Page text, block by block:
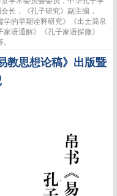
长，《孔子研究》副主编，
学的早期诠释研究》《出土简帛
语通解》《孔子家语探微》
教思想论稿》出版暨